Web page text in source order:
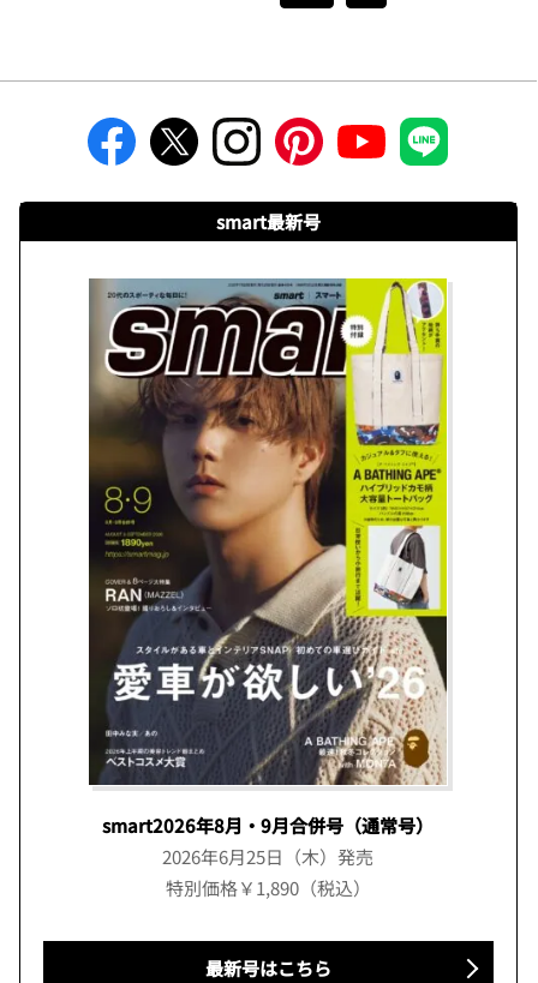
smart最新号
smart2026年8月・9月合併号（通常号）
2026年6月25日（木）発売
特別価格￥1,890（税込）
最新号はこちら